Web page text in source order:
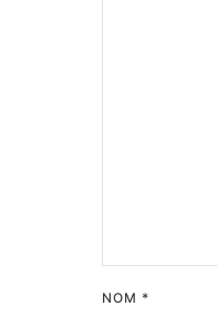
NOM *